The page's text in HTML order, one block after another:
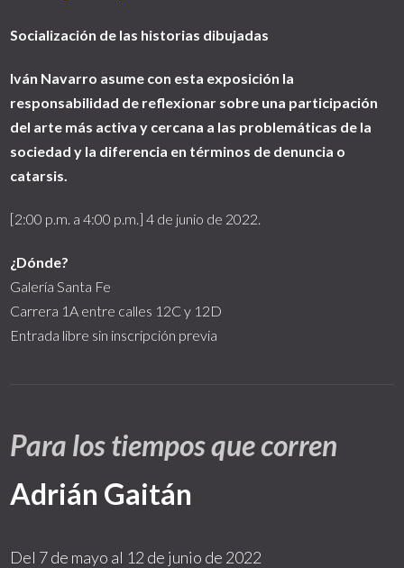
Socialización de las historias dibujadas
Iván Navarro asume con esta exposición la
responsabilidad de reflexionar sobre una participación
del arte más activa y cercana a las problemáticas de la
sociedad y la diferencia en términos de denuncia o
catarsis.
[2:00 p.m. a 4:00 p.m.] 4 de junio de 2022.
¿Dónde?
Galería Santa Fe
Carrera 1A entre calles 12C y 12D
Entrada libre sin inscripción previa
Para los tiempos que corren
Adrián Gaitán
Del 7 de mayo al 12 de junio de 2022